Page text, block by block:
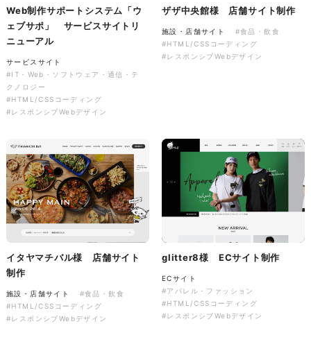
ソレイユ障害年金サポートセン
ター様 コーポレートサイト制
作
コーポレートサイト
#HTML/CSSコーディング
#レスポンシブWebデザイン
パッケージ
#食品・飲食
#パッケージデザイン
#グラフィックデザイン
Web制作サポートシステム「ウ
ェブサポ」 サービスサイトリ
ニューアル
サービスサイト
#IT・Web・ソフトウェア・通信・テ
クノロジー
#HTML/CSSコーディング
#レスポンシブWebデザイン
ザザ中央館様 店舗サイト制作
施設・店舗サイト
#食品・飲食
#HTML/CSSコーディング
#レスポンシブWebデザイン
イタヤマチバル様 店舗サイト
制作
施設・店舗サイト
#食品・飲食
#HTML/CSSコーディング
#レスポンシブWebデザイン
glitter8様 ECサイト制作
ECサイト
#アパレル・ファッション
#HTML/CSSコーディング
#レスポンシブWebデザイン